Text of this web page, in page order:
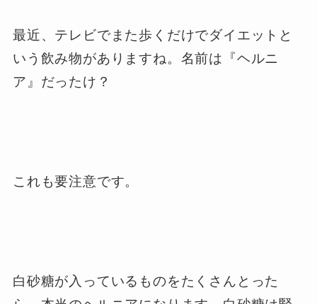
最近、テレビでまた歩くだけでダイエットと
いう飲み物がありますね。名前は『ヘルニ
ア』だったけ？
これも要注意です。
白砂糖が入っているものをたくさんとった